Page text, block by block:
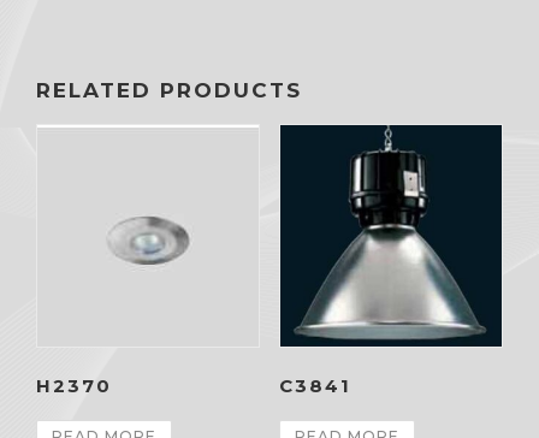
RELATED PRODUCTS
H2370 C3841